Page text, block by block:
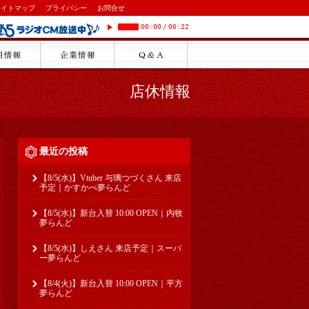
トマップ プライバシー お問合せ
00:00 / 00:22
店休情報
最近の投稿
【8/5(水)】Vtuber 与璃つづくさん 来店
予定｜かすかべ夢らんど
【8/5(水)】新台入替 10:00 OPEN｜内牧
夢らんど
【8/5(水)】しえさん 来店予定｜スーパ
ー夢らんど
【8/4(火)】新台入替 10:00 OPEN｜平方
夢らんど